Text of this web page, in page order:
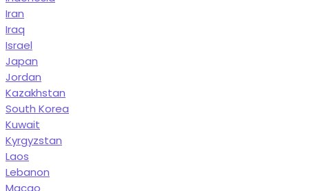
Iran
Iraq
Israel
Japan
Jordan
Kazakhstan
South Korea
Kuwait
Kyrgyzstan
Laos
Lebanon
Macao